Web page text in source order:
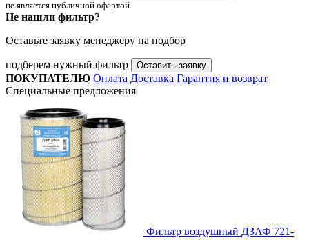
не является публичной офертой.
Не нашли фильтр?
Оставьте заявку менеджеру на подбор
подберем нужный фильтр Оставить заявку
ПОКУПАТЕЛЮ Оплата Доставка Гарантия и возврат
Специальные предложения
Фильтр воздушный ДЗАФ 721-